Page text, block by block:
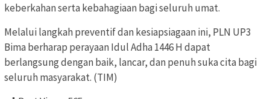
keberkahan serta kebahagiaan bagi seluruh umat.
Melalui langkah preventif dan kesiapsiagaan ini, PLN UP3
Bima berharap perayaan Idul Adha 1446 H dapat
berlangsung dengan baik, lancar, dan penuh suka cita bagi
seluruh masyarakat. (TIM)